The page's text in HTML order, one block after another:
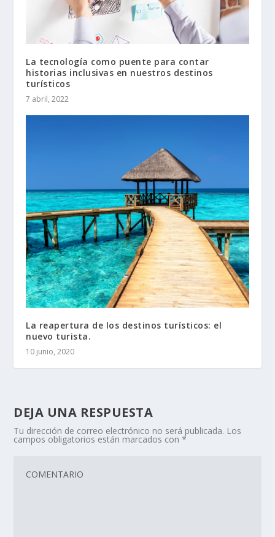
La tecnología como puente para contar
historias inclusivas en nuestros destinos
turísticos
7 abril, 2022
La reapertura de los destinos turísticos: el
nuevo turista.
10 junio, 2020
DEJA UNA RESPUESTA
Tu dirección de correo electrónico no será publicada. Los
campos obligatorios están marcados con*